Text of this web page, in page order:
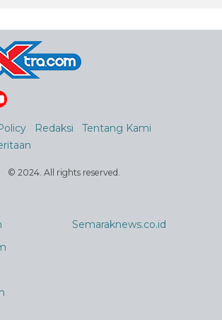
Redaksi
Tentang Kami
© 2024. All rights reserved.
Semaraknews.co.id